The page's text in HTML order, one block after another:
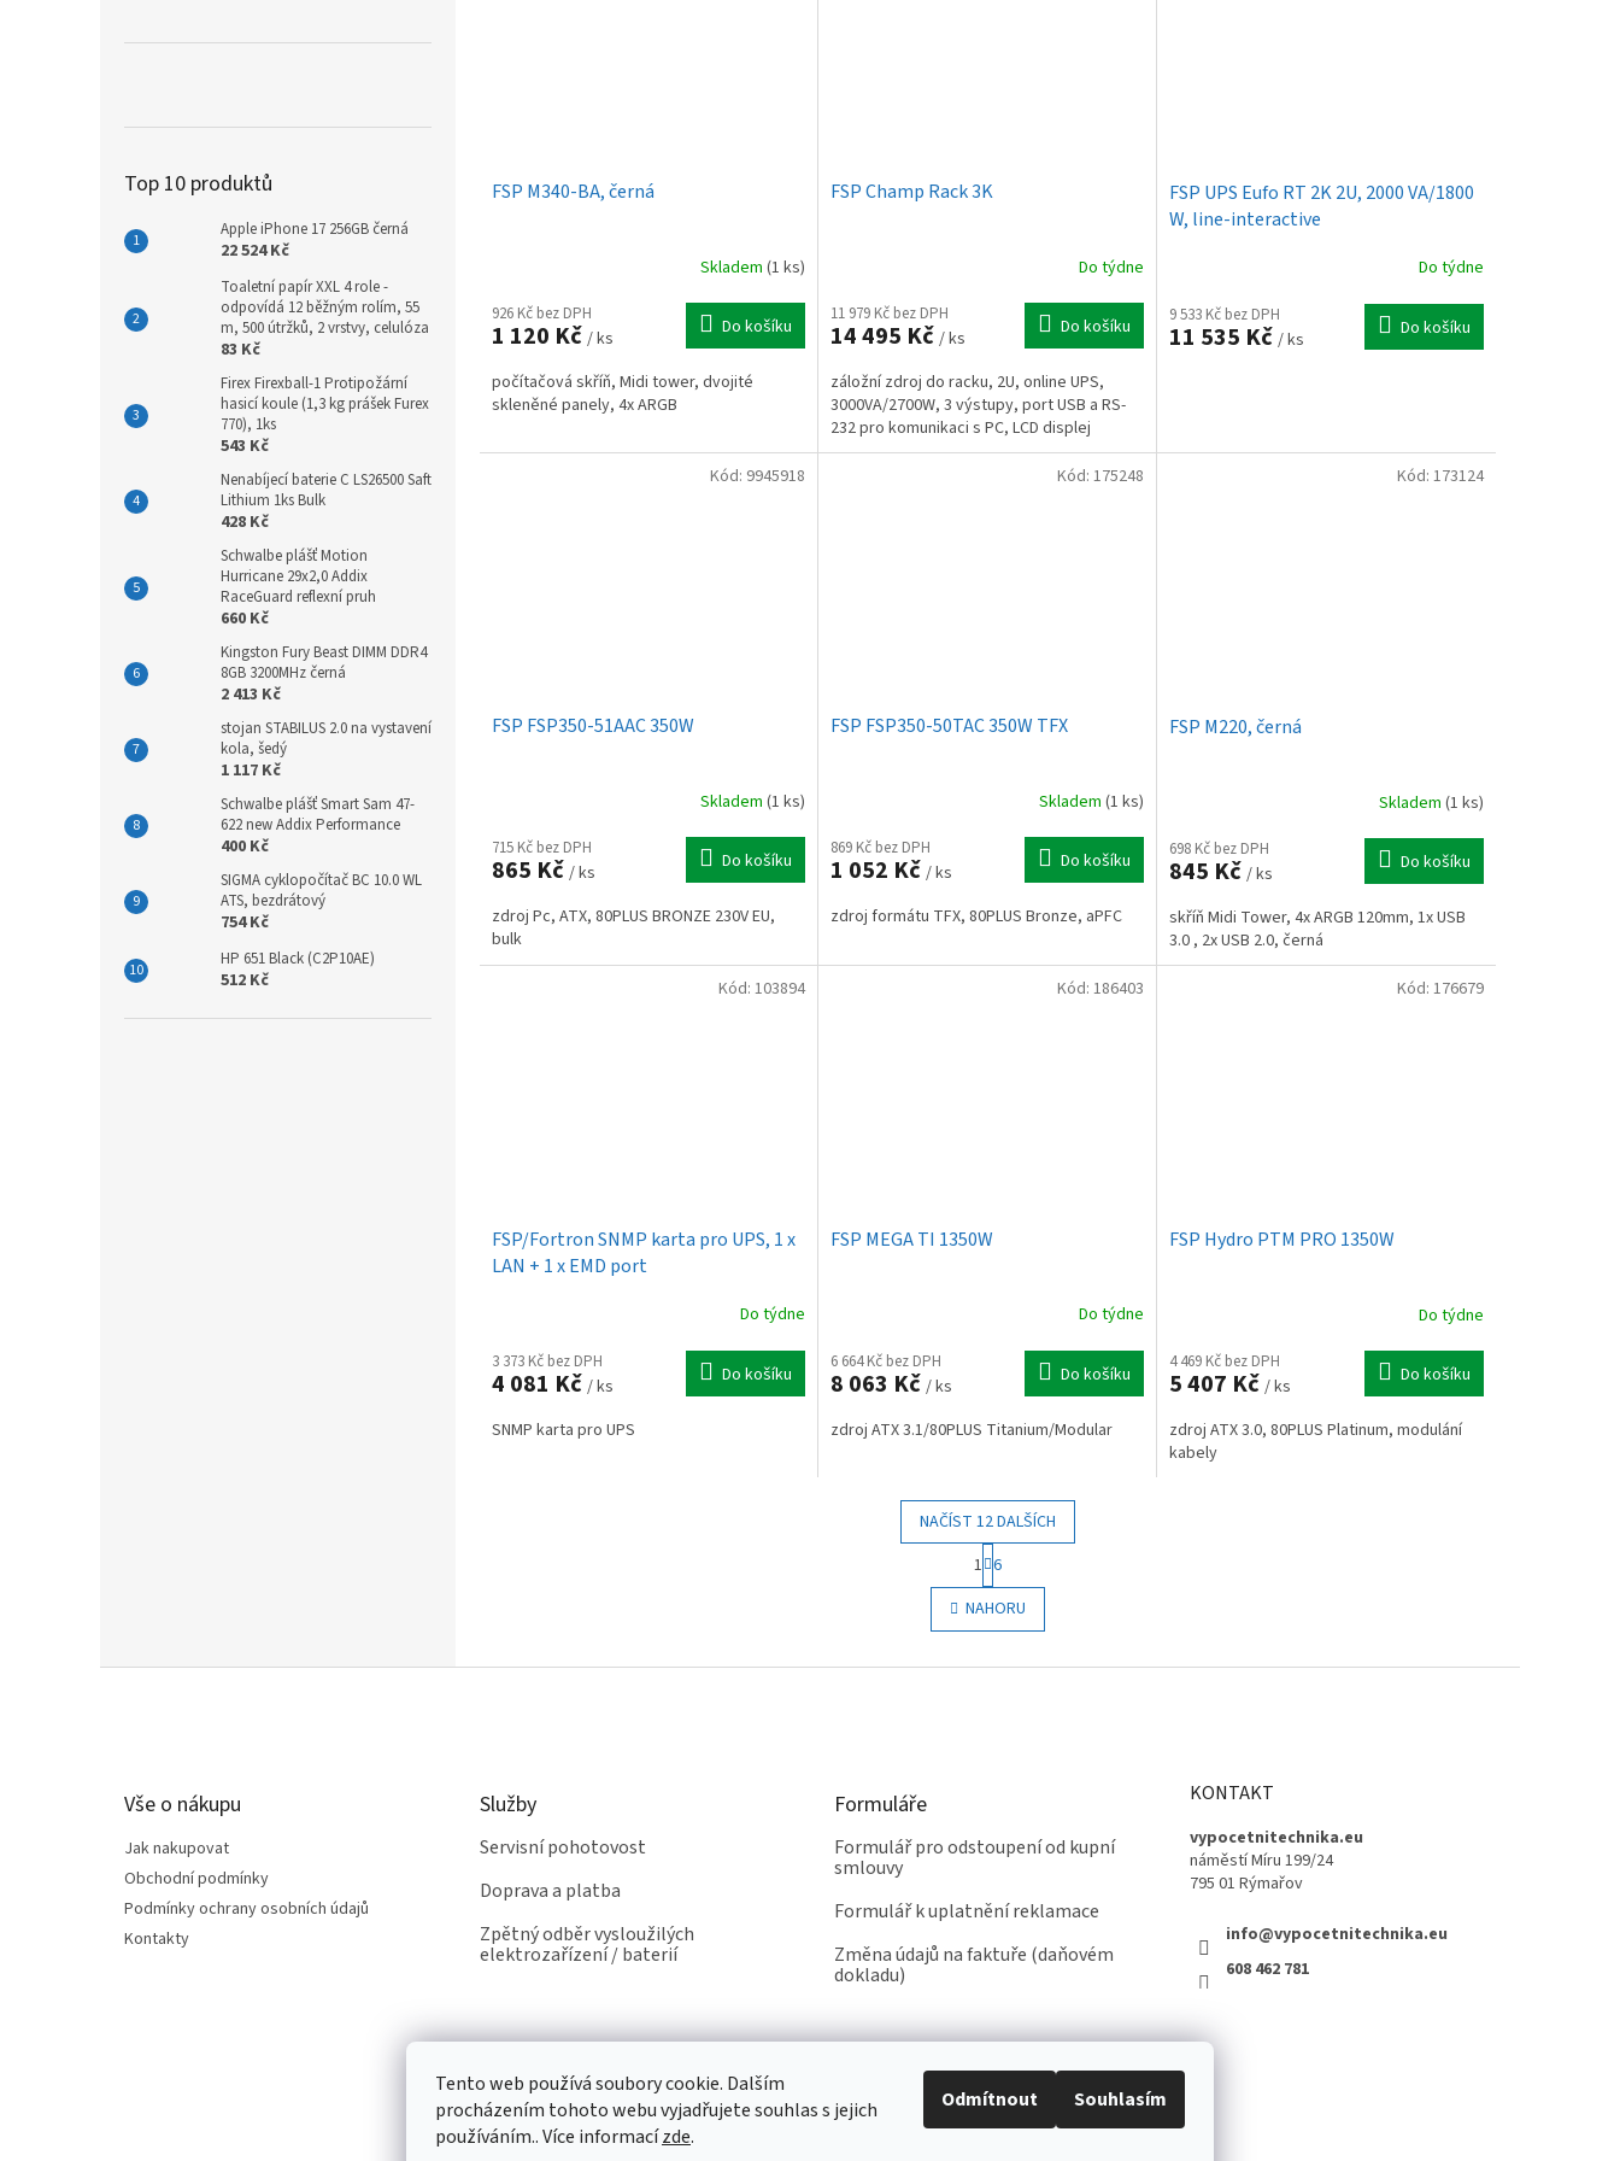
Tento web používá soubory cookie. Dalším
procházením tohoto webu vyjadřujete souhlas s jejich
používáním.. Více informacízde.
Odmítnout Souhlasím
Top 10 produktů
Apple iPhone 17 256GB černá
22 524 Kč
Toaletní papír XXL 4 role -
odpovídá 12 běžným rolím, 55
m, 500 útržků, 2 vrstvy, celulóza
83 Kč
Firex Firexball-1 Protipožární
hasicí koule (1,3 kg prášek Furex
770), 1ks
543 Kč
Nenabíjecí baterie C LS26500 Saft
Lithium 1ks Bulk
428 Kč
Schwalbe plášť Motion
Hurricane 29x2,0 Addix
RaceGuard reflexní pruh
660 Kč
Kingston Fury Beast DIMM DDR4
8GB 3200MHz černá
2 413 Kč
stojan STABILUS 2.0 na vystavení
kola, šedý
1 117 Kč
Schwalbe plášť Smart Sam 47-
622 new Addix Performance
400 Kč
SIGMA cyklopočítač BC 10.0 WL
ATS, bezdrátový
754 Kč
HP 651 Black (C2P10AE)
512 Kč
FSP M340-BA, černá
Skladem (1 ks)
926 Kč bez DPH
1 120 Kč / ks Do košíku
počítačová skříň, Midi tower, dvojité
skleněné panely, 4x ARGB
FSP Champ Rack 3K
Do týdne
11 979 Kč bez DPH
14 495 Kč / ks Do košíku
záložní zdroj do racku, 2U, online UPS,
3000VA/2700W, 3 výstupy, port USB a RS-
232 pro komunikaci s PC, LCD displej
FSP UPS Eufo RT 2K 2U, 2000 VA/1800
W, line-interactive
Do týdne
9 533 Kč bez DPH
11 535 Kč / ks Do košíku
FSP FSP350-51AAC 350W
Skladem (1 ks)
715 Kč bez DPH
865 Kč / ks Do košíku
zdroj Pc, ATX, 80PLUS BRONZE 230V EU,
bulk
Kód: 9945918
FSP FSP350-50TAC 350W TFX
Skladem (1 ks)
869 Kč bez DPH
1 052 Kč / ks Do košíku
zdroj formátu TFX, 80PLUS Bronze, aPFC
Kód: 175248
FSP M220, černá
Skladem (1 ks)
698 Kč bez DPH
845 Kč / ks Do košíku
skříň Midi Tower, 4x ARGB 120mm, 1x USB
3.0 , 2x USB 2.0, černá
Kód: 173124
FSP/Fortron SNMP karta pro UPS, 1 x
LAN + 1 x EMD port
Do týdne
3 373 Kč bez DPH
4 081 Kč / ks Do košíku
SNMP karta pro UPS
Kód: 103894
FSP MEGA TI 1350W
Do týdne
6 664 Kč bez DPH
8 063 Kč / ks Do košíku
zdroj ATX 3.1/80PLUS Titanium/Modular
Kód: 186403
FSP Hydro PTM PRO 1350W
Do týdne
4 469 Kč bez DPH
5 407 Kč / ks Do košíku
zdroj ATX 3.0, 80PLUS Platinum, modulání
kabely
Kód: 176679
O
v
l
d
y
ý
p
s
NAČÍST 12 DALŠÍCH
S
t
r
á
n
o
1 6
NAHORU
Vše o nákupu
Jak nakupovat
Obchodní podmínky
Podmínky ochrany osobních údajů
Kontakty
Služby
Servisní pohotovost
Doprava a platba
Zpětný odběr vysloužilých
elektrozařízení / baterií
Formuláře
Formulář pro odstoupení od kupní
smlouvy
Formulář k uplatnění reklamace
Změna údajů na faktuře (daňovém
dokladu)
KONTAKT
vypocetnitechnika.eu
náměstí Míru 199/24
795 01 Rýmařov
info@vypocetnitechnika.eu
608 462 781